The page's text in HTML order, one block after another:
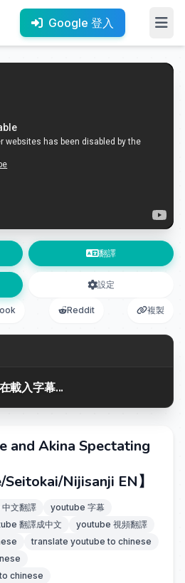
Google 登入
翻譯
設定
Reddit 複製
載入字幕...
and Akina Spectating
Seitokai/Nijisanji EN】
文翻譯
youtube 字幕
翻譯成中文
youtube 視頻翻譯
translate youtube to chinese
chinese